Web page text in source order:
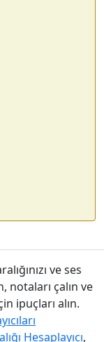
ve ses
notaları çalın ve
ipuçları alın.
Hesaplayıcı,